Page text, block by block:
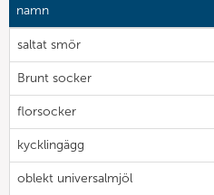
namn
saltat smör
Brunt socker
florsocker
kycklingägg
oblekt universalmjöl